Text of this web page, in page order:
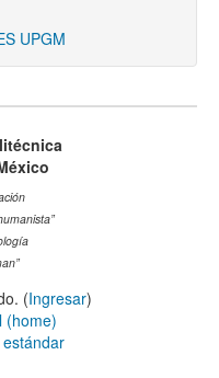
UPGM
(Ingresar)
(home)